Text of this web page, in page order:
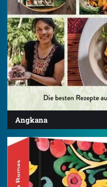
Angkana